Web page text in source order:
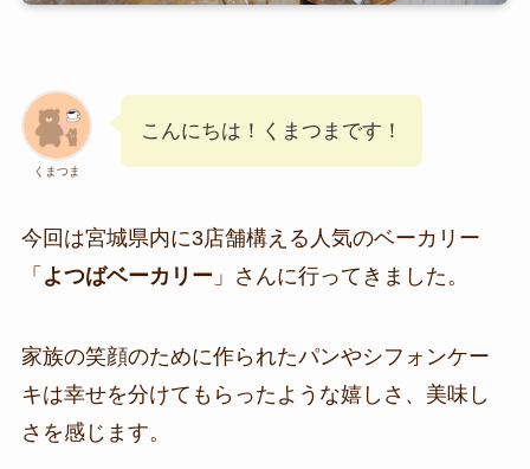
くまつま
こんにちは！くまつまです！
今回は宮城県内に3店舗構える人気のベーカリー
「 よつばベーカリー」さんに行ってきました。
家族の笑顔のために作られたパンやシフォンケー
キは幸せを分けてもらったような嬉しさ、美味し
さを感じます。